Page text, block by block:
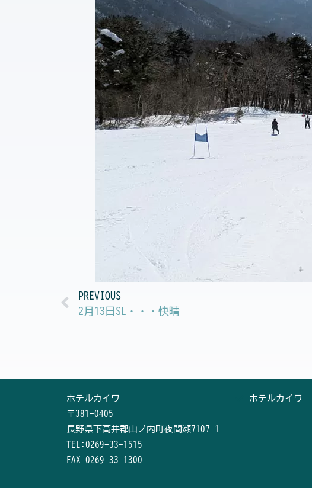
Prev
PREVIOUS
2月13日SL・・・快晴
ホテルカイワ
〒381-0405
長野県下高井郡山ノ内町夜間瀬7107-1
TEL:0269-33-1515
FAX 0269-33-1300
ホテルカイワ